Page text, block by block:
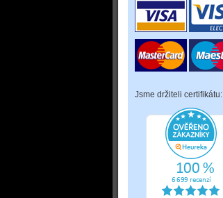
Jsme držiteli certifikátu: